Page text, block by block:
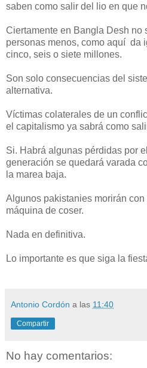
saben como salir del lio en que
Ciertamente en Bangla Desh no
personas menos, como aquí da
cinco, seis o siete millones.
Son solo consecuencias del
alternativa.
Víctimas colaterales de un
el capitalismo ya sabrá como
Si. Habrá algunas pérdidas por
generación se quedará varada
la marea baja.
Algunos pakistanies morirán
máquina de coser.
Nada en definitiva.
Lo importante es que siga la
Antonio Cordón a las 11:40
Compartir
No hay comentarios: